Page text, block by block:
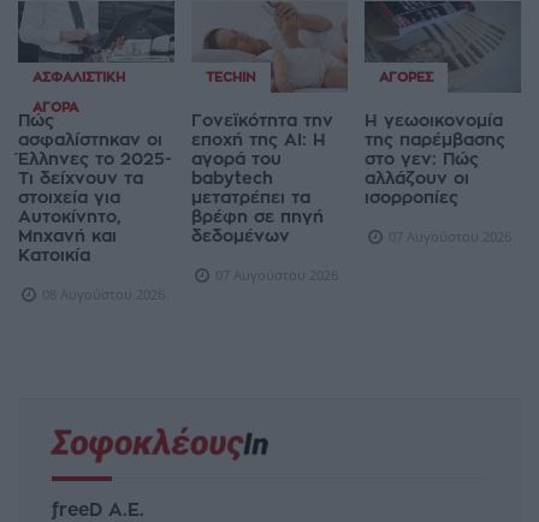
ΑΣΦΑΛΙΣΤΙΚΉ
ΑΓΟΡΆ
Πώς
ασφαλίστηκαν οι
Έλληνες το 2025-
Τι δείχνουν τα
στοιχεία για
Αυτοκίνητο,
Μηχανή και
Κατοικία
08 Αυγούστου 2026
TECHIN
Γονεϊκότητα την
εποχή της AI: Η
αγορά του
babytech
μετατρέπει τα
βρέφη σε πηγή
δεδομένων
07 Αυγούστου 2026
ΑΓΟΡΈΣ
Η γεωοικονομία
της παρέμβασης
στο γεν: Πώς
αλλάζουν οι
ισορροπίες
07 Αυγούστου 2026